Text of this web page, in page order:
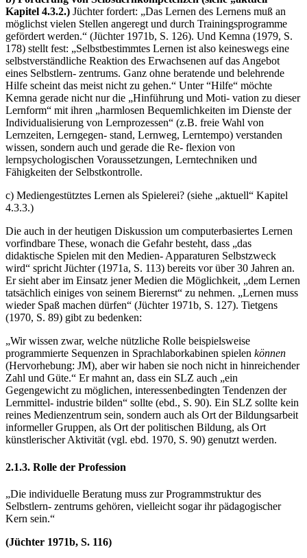
Kapitel 4.3.2.) Jüchter fordert: „Das Lernen des Lernens muß an
möglichst vielen Stellen angeregt und durch Trainingsprogramme
gefördert werden.“ (Jüchter 1971b, S. 126). Und Kemna (1979, S.
178) stellt fest: „Selbstbestimmtes Lernen ist also keineswegs eine
selbstverständliche Reaktion des Erwachsenen auf das Angebot
eines Selbstlern- zentrums. Ganz ohne beratende und belehrende
Hilfe scheint das meist nicht zu gehen.“ Unter “Hilfe“ möchte
Kemna gerade nicht nur die „Hinführung und Moti- vation zu dieser
Lernform“ mit ihren „harmlosen Bequemlichkeiten im Dienste der
Individualisierung von Lernprozessen“ (z.B. freie Wahl von
Lernzeiten, Lerngegen- stand, Lernweg, Lerntempo) verstanden
wissen, sondern auch und gerade die Re- flexion von
lernpsychologischen Voraussetzungen, Lerntechniken und
Fähigkeiten der Selbstkontrolle.
c) Mediengestütztes Lernen als Spielerei? (siehe „aktuell“ Kapitel
4.3.3.)
Die auch in der heutigen Diskussion um computerbasiertes Lernen
vorfindbare These, wonach die Gefahr besteht, dass „das
didaktische Spielen mit den Medien- Apparaturen Selbstzweck
wird“ spricht Jüchter (1971a, S. 113) bereits vor über 30 Jahren an.
Er sieht aber im Einsatz jener Medien die Möglichkeit, „dem Lernen
tatsächlich einiges von seinem Bierernst“ zu nehmen. „Lernen muss
wieder Spaß machen dürfen“ (Jüchter 1971b, S. 127). Tietgens
(1970, S. 89) gibt zu bedenken:
„Wir wissen zwar, welche nützliche Rolle beispielsweise
programmierte Sequenzen in Sprachlaborkabinen spielen können
(Hervorhebung: JM), aber wir haben sie noch nicht in hinreichender
Zahl und Güte.“ Er mahnt an, dass ein SLZ auch „ein
Gegengewicht zu möglichen, interessenbedingten Tendenzen der
Lernmittel- industrie bilden“ sollte (ebd., S. 90). Ein SLZ sollte kein
reines Medienzentrum sein, sondern auch als Ort der Bildungsarbeit
informeller Gruppen, als Ort der politischen Bildung, als Ort
künstlerischer Aktivität (vgl. ebd. 1970, S. 90) genutzt werden.
2.1.3. Rolle der Profession
„Die individuelle Beratung muss zur Programmstruktur des
Selbstlern- zentrums gehören, vielleicht sogar ihr pädagogischer
Kern sein.“
(Jüchter 1971b, S. 116)